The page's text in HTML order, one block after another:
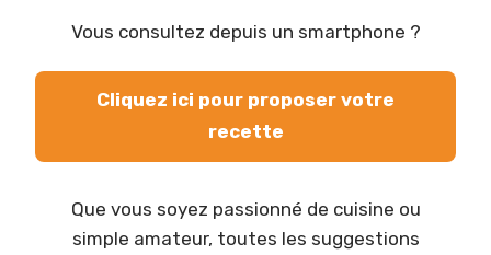
Vous consultez depuis un smartphone ?
Cliquez ici pour proposer votre
recette
Que vous soyez passionné de cuisine ou
simple amateur, toutes les suggestions